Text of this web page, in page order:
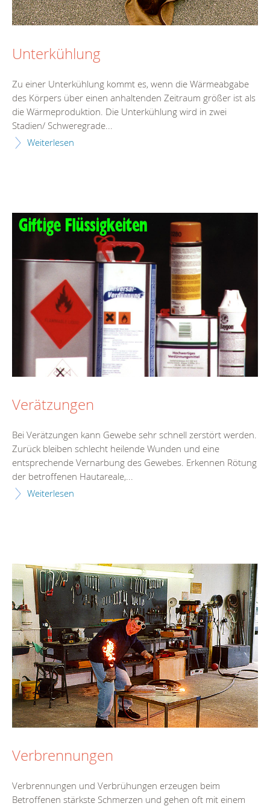
Unterkühlung
Zu einer Unterkühlung kommt es, wenn die Wärmeabgabe
des Körpers über einen anhaltenden Zeitraum größer ist als
die Wärmeproduktion. Die Unterkühlung wird in zwei
Stadien/ Schweregrade...
Weiterlesen
Verätzungen
Bei Verätzungen kann Gewebe sehr schnell zerstört werden.
Zurück bleiben schlecht heilende Wunden und eine
entsprechende Vernarbung des Gewebes. Erkennen Rötung
der betroffenen Hautareale,...
Weiterlesen
Verbrennungen
Verbrennungen und Verbrühungen erzeugen beim
Betroffenen stärkste Schmerzen und gehen oft mit einem